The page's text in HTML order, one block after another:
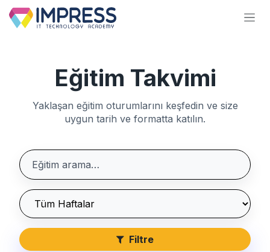
İçereği Atla
Eğitim Takvimi
Yaklaşan eğitim oturumlarını keşfedin ve size
uygun tarih ve formatta katılın.
Filtre